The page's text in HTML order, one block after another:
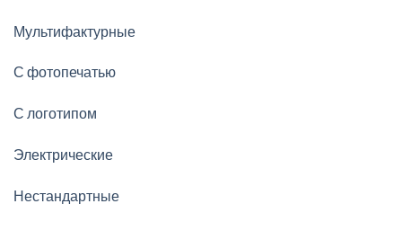
Мультифактурные
С фотопечатью
С логотипом
Электрические
Нестандартные